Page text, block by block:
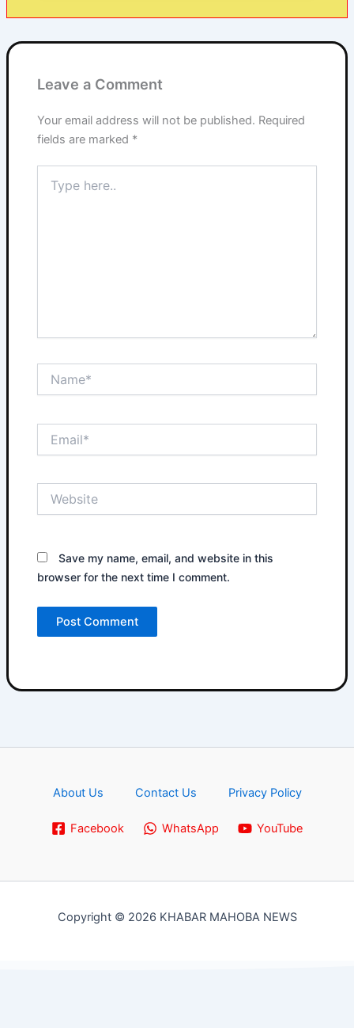
Leave a Comment
Your email address will not be published. Required
fields are marked *
here..
Save my name, email, and website in this
browser for the next time I comment.
About Us Contact Us Privacy Policy
Facebook WhatsApp YouTube
Copyright © 2026 KHABAR MAHOBA NEWS